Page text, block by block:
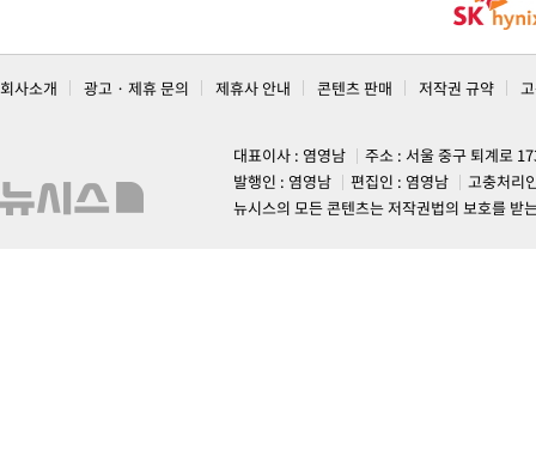
회사소개 광고 · 제휴 문의 제휴사 안내 콘텐츠 판매 저작권 규약
대표이사 : 염영남
주소 : 서울 중구 퇴계로
발행인 : 염영남
편집인 : 염영남
고충처리
뉴시스의 모든 콘텐츠는 저작권법의 보호를